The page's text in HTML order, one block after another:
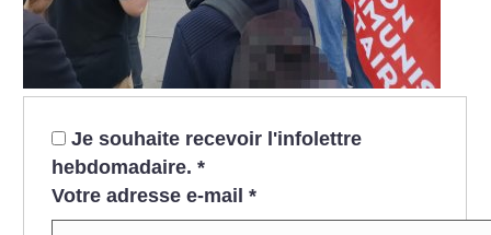
Je souhaite recevoir l'infolettre
hebdomadaire. *
Votre adresse e-mail *